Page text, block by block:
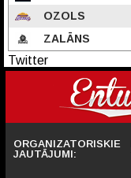
OZOLS
ZALĀNS
Twitter
ORGANIZATORISKIE
JAUTĀJUMI: